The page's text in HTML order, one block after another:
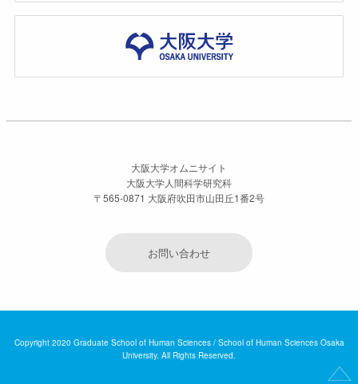
大阪大学オムニサイト
大阪大学人間科学研究科
〒565-0871 大阪府吹田市山田丘1番2号
お問い合わせ
Copyright 2020 Graduate School of Human Sciences / School of Human Sciences Osaka
University. All Rights Reserved.